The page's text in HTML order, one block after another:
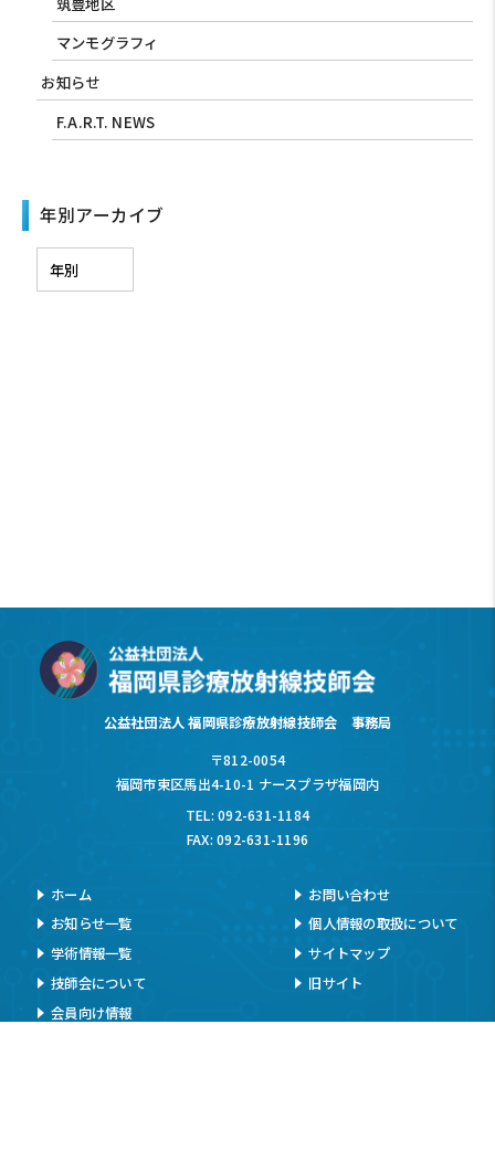
マンモグラフィ
お知らせ
F.A.R.T. NEWS
年別アーカイブ
公益社団法人 福岡県診療放射線技師会 事務局
〒812-0054
福岡市東区馬出4-10-1 ナースプラザ福岡内
TEL: 092-631-1184
FAX: 092-631-1196
ホーム
お知らせ一覧
学術情報一覧
技師会について
会員向け情報
お問い合わせ
個人情報の取扱について
サイトマップ
旧サイト